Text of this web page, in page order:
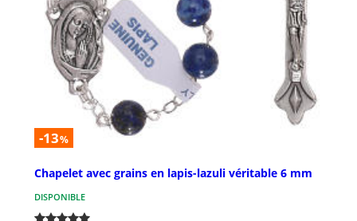
-13%
Chapelet avec grains en lapis-lazuli véritable 6 mm
DISPONIBLE